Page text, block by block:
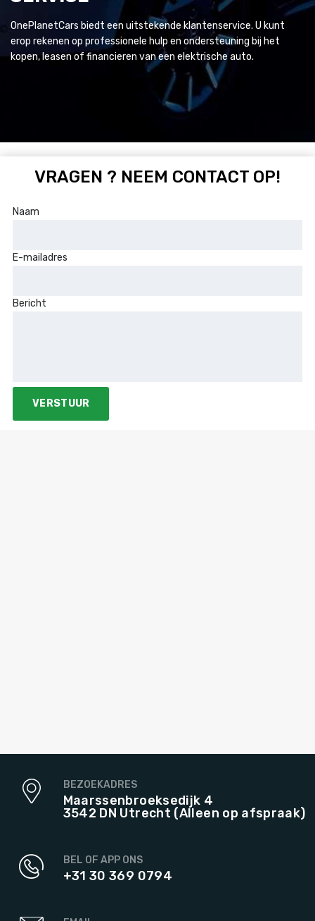
OnePlanetCars biedt een uitstekende klantenservice. U kunt
erop rekenen op professionele hulp en ondersteuning bij het
kopen, leasen of financieren van een elektrische auto.
VRAGEN ? NEEM CONTACT OP!
Naam
E-mailadres
Bericht
BEZOEKADRES
Maarssenbroeksedijk 4
3542 DN Utrecht (Alleen op afspraak)
BEL OF APP ONS
+31 30 369 0794